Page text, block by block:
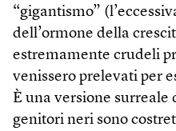
“gigantismo”
dell’ormone della
estremamente crudeli
venissero prelevati per
È una versione surreale
genitori neri sono